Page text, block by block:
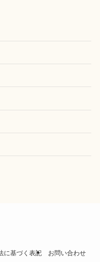
に基づく表記 お問い合わせ